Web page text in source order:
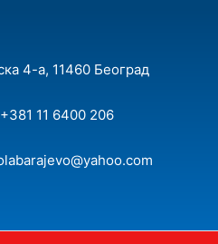
4-а, 11460 Београд
11 6400 206